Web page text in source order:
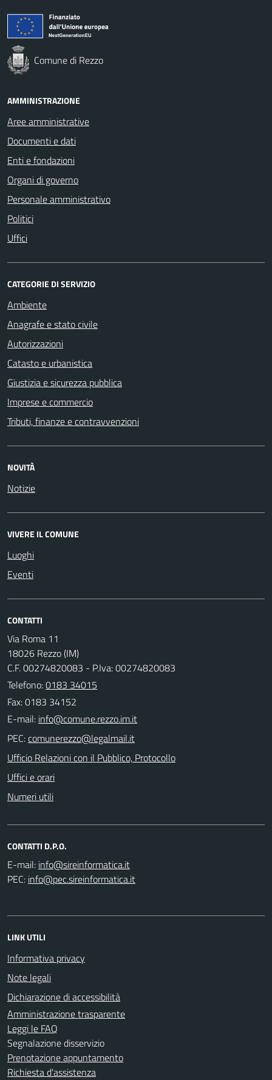
Comune di Rezzo
AMMINISTRAZIONE
Aree amministrative
Documenti e dati
Enti e fondazioni
Organi di governo
Personale amministrativo
Politici
Uffici
CATEGORIE DI SERVIZIO
Ambiente
Anagrafe e stato civile
Autorizzazioni
Catasto e urbanistica
Giustizia e sicurezza pubblica
Imprese e commercio
Tributi, finanze e contravvenzioni
NOVITÀ
Notizie
VIVERE IL COMUNE
Luoghi
Eventi
CONTATTI
Via Roma 11
18026 Rezzo (IM)
C.F. 00274820083 - P.Iva: 00274820083
Telefono:0183 34015
Fax: 0183 34152
E-mail:
PEC:
Ufficio Relazioni con il Pubblico, Protocollo
Uffici e orari
Numeri utili
CONTATTI D.P.O.
E-mail:
PEC:
LINK UTILI
Informativa privacy
Note legali
Dichiarazione di accessibilità
Amministrazione trasparente
Leggi le FAQ
Segnalazione disservizio
Prenotazione appuntamento
Richiesta d'assistenza